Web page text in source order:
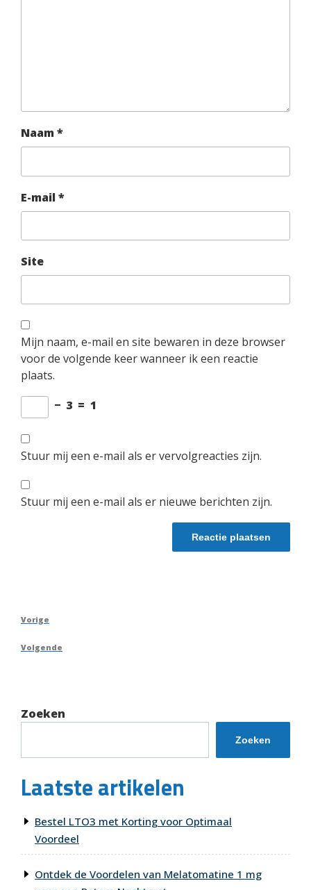
Naam *
E-mail *
Site
Mijn naam, e-mail en site bewaren in deze browser
voor de volgende keer wanneer ik een reactie
plaats.
− 3 = 1
Stuur mij een e-mail als er vervolgreacties zijn.
Stuur mij een e-mail als er nieuwe berichten zijn.
Berichtnavigatie
Vorig
Vorige
Volgend
Volgende
Zoeken
Zoeken
Laatste artikelen
Bestel LTO3 met Korting voor Optimaal
Voordeel
Ontdek de Voordelen van Melatomatine 1 mg